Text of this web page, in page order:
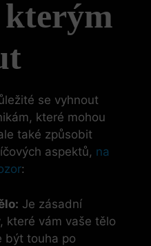
se vyhnout
které mohou
také způsobit
aspektů, na
:
Je zásadní
které vám vaše tělo
být touha po